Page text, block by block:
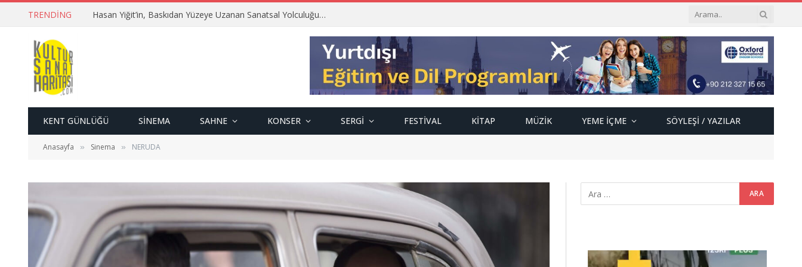
TRENDING Hasan Yiğit’in, Baskıdan Yüzeye Uzanan Sanatsal Yolculuğu…
KENT GÜNLÜĞÜ SINEMA SAHNE KONSER SERGI FESTIVAL KITAP MÜZIK YEME İÇME SÖYLEŞI / YAZILAR
Anasayfa » Sinema » NERUDA
Video